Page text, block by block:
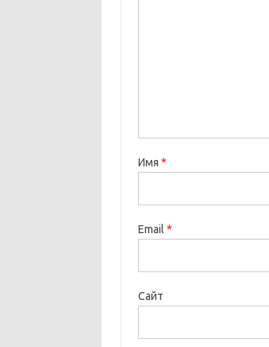
Имя *
Email *
Сайт